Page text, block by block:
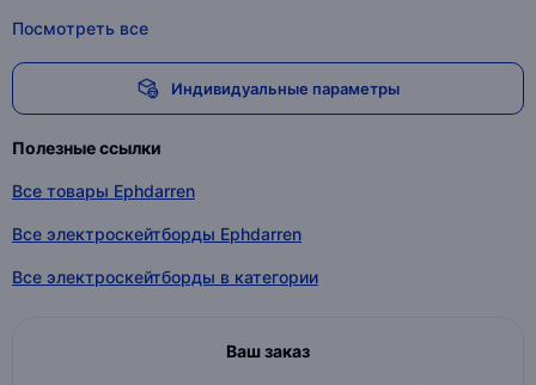
Посмотреть все
Индивидуальные параметры
Полезные ссылки
Все товары Ephdarren
Все электроскейтборды Ephdarren
Все электроскейтборды в категории
Ваш заказ